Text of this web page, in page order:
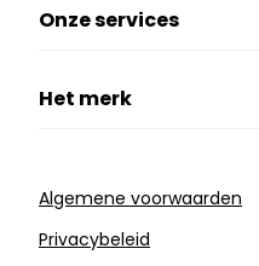
Onze services
Het merk
Algemene voorwaarden
Privacybeleid